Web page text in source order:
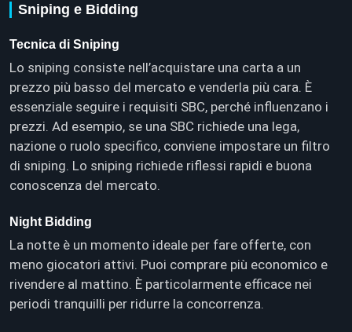
Sniping e Bidding
Tecnica di Sniping
Lo sniping consiste nell’acquistare una carta a un
prezzo più basso del mercato e venderla più cara. È
essenziale seguire i requisiti SBC, perché influenzano i
prezzi. Ad esempio, se una SBC richiede una lega,
nazione o ruolo specifico, conviene impostare un filtro
di sniping. Lo sniping richiede riflessi rapidi e buona
conoscenza del mercato.
Night Bidding
La notte è un momento ideale per fare offerte, con
meno giocatori attivi. Puoi comprare più economico e
rivendere al mattino. È particolarmente efficace nei
periodi tranquilli per ridurre la concorrenza.